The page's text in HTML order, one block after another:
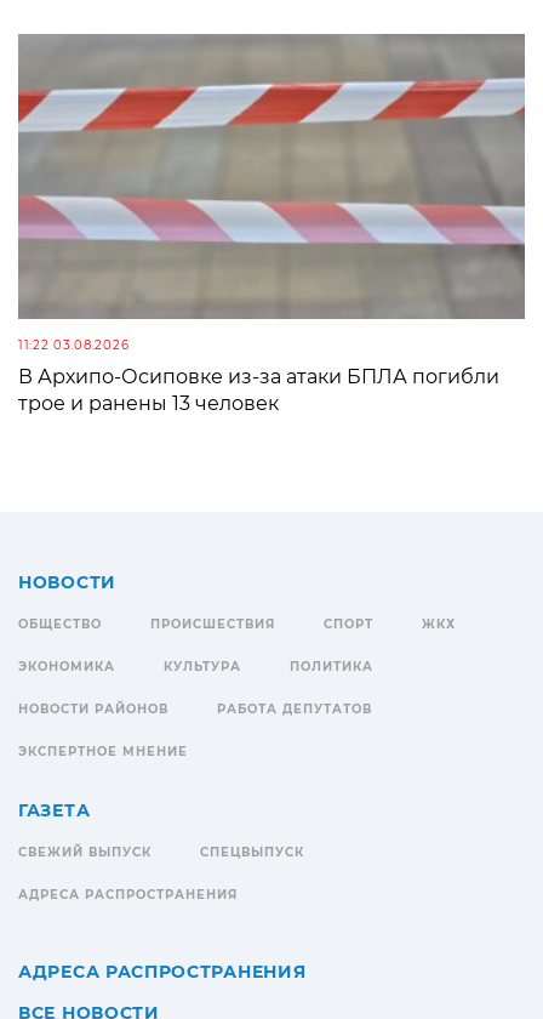
11:22 03.08.2026
В Архипо-Осиповке из-за атаки БПЛА погибли
трое и ранены 13 человек
НОВОСТИ
ОБЩЕСТВО ПРОИСШЕСТВИЯ СПОРТ ЖКХ
ЭКОНОМИКА КУЛЬТУРА ПОЛИТИКА
НОВОСТИ РАЙОНОВ РАБОТА ДЕПУТАТОВ
ЭКСПЕРТНОЕ МНЕНИЕ
ГАЗЕТА
СВЕЖИЙ ВЫПУСК СПЕЦВЫПУСК
АДРЕСА РАСПРОСТРАНЕНИЯ
АДРЕСА РАСПРОСТРАНЕНИЯ
ВСЕ НОВОСТИ